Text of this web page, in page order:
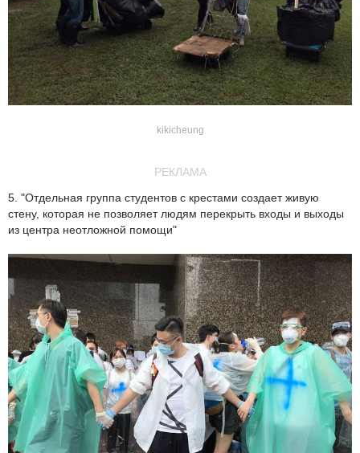
kikicheung
РЕКЛАМА
5. "Отдельная группа студентов с крестами создает живую
стену, которая не позволяет людям перекрыть входы и выходы
из центра неотложной помощи"